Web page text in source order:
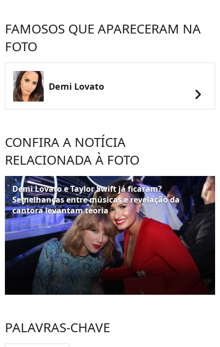
FAMOSOS QUE APARECERAM NA
FOTO
Demi Lovato chevron_right
CONFIRA A NOTÍCIA
RELACIONADA À FOTO
Demi Lovato e Taylor Swift já ficaram?
Semelhanças entre músicas e revelação da
cantora levantam teoria
15 de setembro de 2023
PALAVRAS-CHAVE